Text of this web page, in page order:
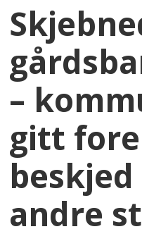
–
gitt
andre